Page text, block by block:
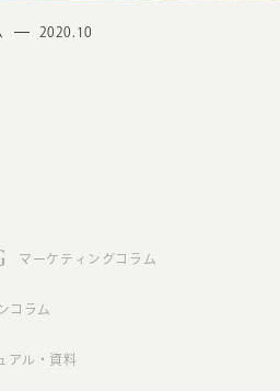
2020.10
マーケティングコラム
コラム
アル・資料